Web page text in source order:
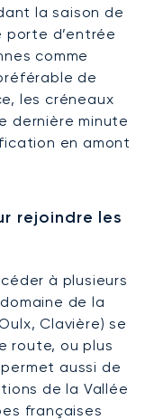
la saison de
porte d’entrée
comme
de
les créneaux
dernière minute
en amont
rejoindre les
à plusieurs
de la
Clavière) se
route, ou plus
aussi de
de la Vallée
françaises